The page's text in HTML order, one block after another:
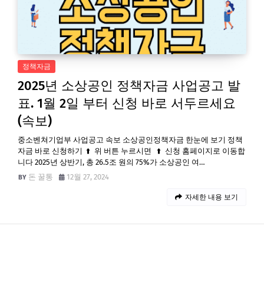
정책자금
2025년 소상공인 정책자금 사업공고 발
표. 1월 2일 부터 신청 바로 서두르세요
(속보)
중소벤쳐기업부 사업공고 속보 소상공인정책자금 한눈에 보기 정책
자금 바로 신청하기 ⬆️ 위 버튼 누르시면 ⬆️ 신청 홈페이지로 이동합
니다 2025년 상반기, 총 26.5조 원의 75%가 소상공인 여…
돈 꿀통
12월 27, 2024
자세한 내용 보기